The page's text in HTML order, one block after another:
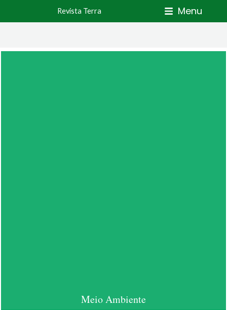
Revista Terra Menu
Meio Ambiente